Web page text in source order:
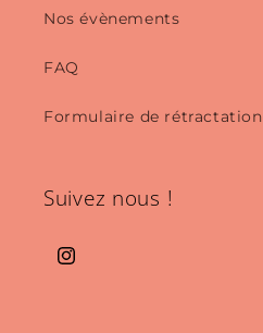
Nos évènements
FAQ
Formulaire de rétractation
Suivez nous !
Instagram